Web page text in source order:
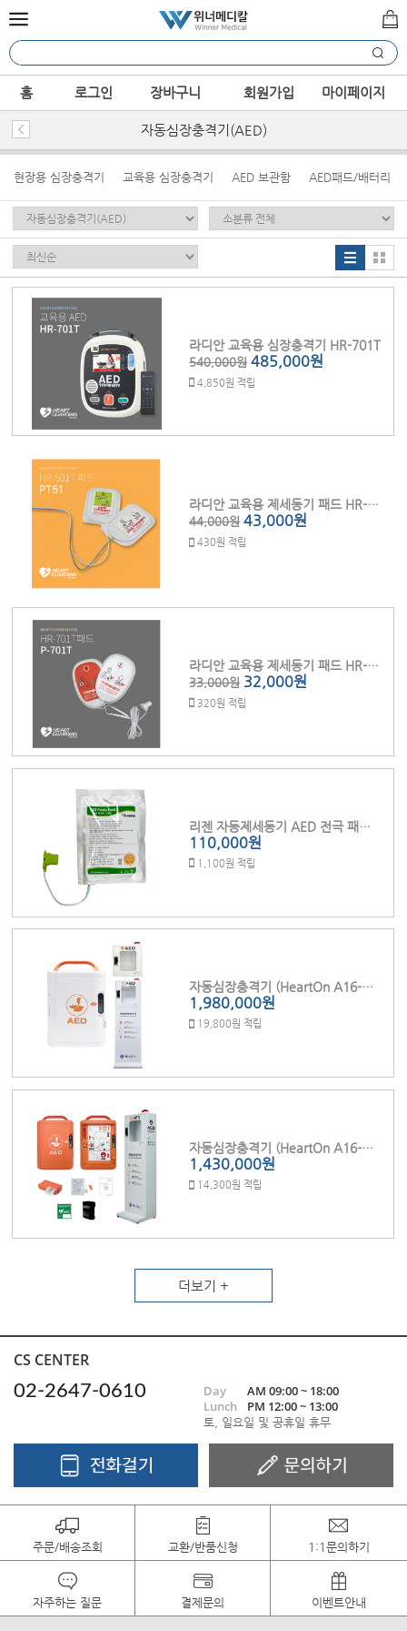
홈 로그인 장바구니 회원가입 마이페이지
자동심장충격기(AED)
현장용 심장충격기 교육용 심장충격기 AED 보관함 AED패드/배터리
라디안 교육용 심장충격기 HR-701T
540,000원 485,000원
4,850원 적립
라디안 교육용 제세동기 패드 HR-501T (P-303T)
44,000원 43,000원
430원 적립
라디안 교육용 제세동기 패드 HR-701T (P-701T)
33,000원 32,000원
320원 적립
리젠 자동제세동기 AED 전극 패드 K100P (K100/K110전용)
110,000원
1,100원 적립
자동심장충격기 (HeartOn A16-GS)
1,980,000원
19,800원 적립
자동심장충격기 (HeartOn A16-OF)
1,430,000원
14,300원 적립
더보기 +
CS CENTER
02-2647-0610
Day
AM 09:00 ~ 18:00
Lunch
PM 12:00 ~ 13:00
토, 일요일 및 공휴일 휴무
주문/배송조회 교환/반품신청 1:1문의하기
자주하는 질문 결제문의 이벤트안내